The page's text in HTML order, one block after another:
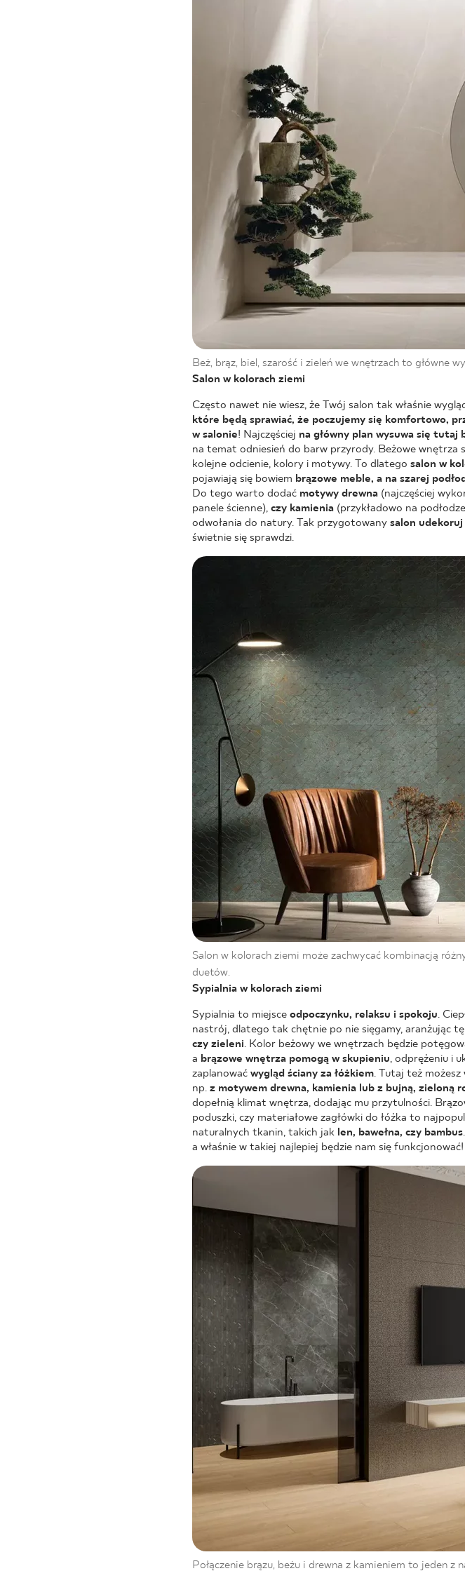
RU
Beż, brąz, biel, szarość i zieleń we wnętrzach to główne
Salon w kolorach ziemi
Często nawet nie wiesz, że Twój salon tak właśnie
które będą sprawiać, że poczujemy się komfortowo,
w salonie! Najczęściej na główny plan wysuwa się tutaj
na temat odniesień do barw przyrody. Beżowe wnętrza
kolejne odcienie, kolory i motywy. To dlatego salon w
pojawiają się bowiem brązowe meble, a na szarej
Do tego warto dodać motywy drewna(najczęściej
panele ścienne), czy kamienia(przykładowo na
odwołania do natury. Tak przygotowany salon
świetnie się sprawdzi.
Salon w kolorach ziemi może zachwycać kombinacją
duetów.
Sypialnia w kolorach ziemi
Sypialnia to miejsce odpoczynku, relaksu i spokoju.
nastrój, dlatego tak chętnie po nie sięgamy, aranżując
czy zieleni. Kolor beżowy we wnętrzach będzie
a brązowe wnętrza pomogą w skupieniu, odprężeniu i
zaplanować wygląd ściany za łóżkiem. Tutaj też możesz
np. z motywem drewna, kamienia lub z bujną, zieloną
dopełnią klimat wnętrza, dodając mu przytulności.
poduszki, czy materiałowe zagłówki do łóżka to
naturalnych tkanin, takich jak len, bawełna, czy bambus.
a właśnie w takiej najlepiej będzie nam się funkcjonować!
Połączenie brązu, beżu i drewna z kamieniem to jeden z